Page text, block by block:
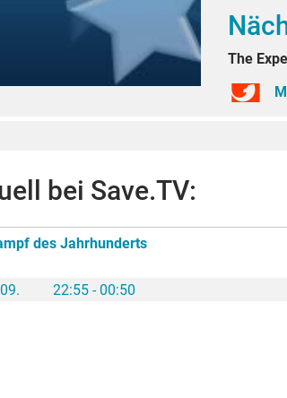
The
bei Save.TV:
des Jahrhunderts
22:55 - 00:50